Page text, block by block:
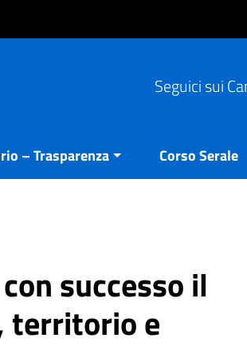
Seguici sui
– Trasparenza Corso Serale
successo il
territorio e